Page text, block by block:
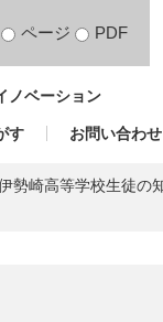
ページ PDF
ノベーション
す お問い合わせ
勢崎高等学校生徒の